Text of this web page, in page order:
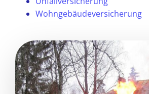
Wohngebäudeversicherung